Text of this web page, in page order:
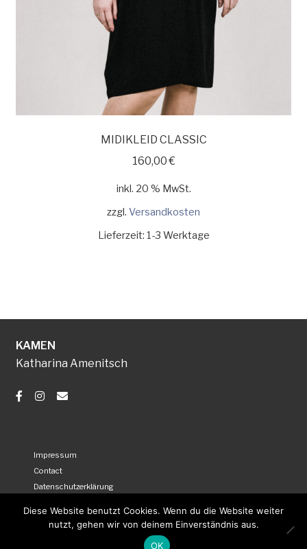
MIDIKLEID CLASSIC
160,00€
inkl. 20 % MwSt.
zzgl. Versandkosten
Lieferzeit: 1-3 Werktage
KAMEN
Katharina Amenitsch
Impressum
Contact
Datenschutzerklärung
Versand- und Zahlungsarten
Diese Website benutzt Cookies. Wenn du die Website weiter
nutzt, gehen wir von deinem Einverständnis aus.
OK